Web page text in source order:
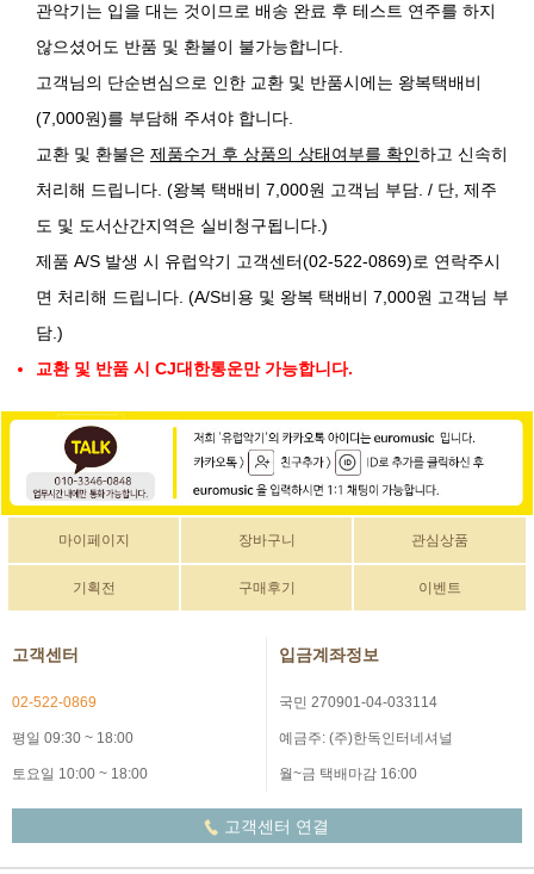
관악기는 입을 대는 것이므로 배송 완료 후 테스트 연주를 하지
않으셨어도 반품 및 환불이 불가능합니다.
고객님의 단순변심으로 인한 교환 및 반품시에는 왕복택배비
(7,000원)를 부담해 주셔야 합니다.
교환 및 환불은 제품수거 후 상품의 상태여부를 확인하고 신속히
처리해 드립니다. (왕복 택배비 7,000원 고객님 부담. / 단, 제주
도 및 도서산간지역은 실비청구됩니다.)
제품 A/S 발생 시 유럽악기 고객센터(02-522-0869)로 연락주시
면 처리해 드립니다. (A/S비용 및 왕복 택배비 7,000원 고객님 부
담.)
교환 및 반품 시 CJ대한통운만 가능합니다.
마이페이지 장바구니 관심상품
기획전 구매후기 이벤트
고객센터
02-522-0869
평일 09:30 ~ 18:00
토요일 10:00 ~ 18:00
입금계좌정보
국민 270901-04-033114
예금주: (주)한독인터네셔널
월~금 택배마감 16:00
고객센터 연결